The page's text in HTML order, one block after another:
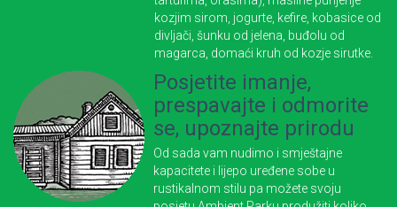
kozjim sirom, jogurte, kefire, kobasice od
divljači, šunku od jelena, buđolu od
magarca, domaći kruh od kozje sirutke.
Posjetite imanje,
prespavajte i odmorite
se, upoznajte prirodu
Od sada vam nudimo i smještajne
kapacitete i lijepo uređene sobe u
rustikalnom stilu pa možete svoju